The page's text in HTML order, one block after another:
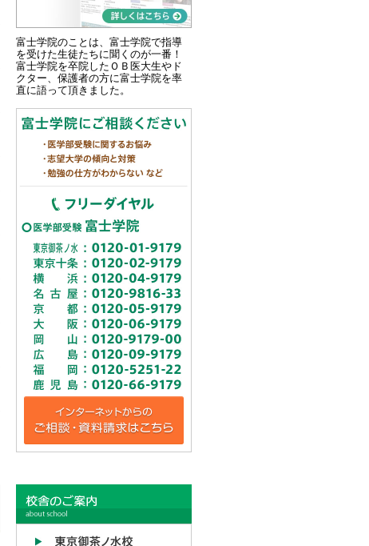
富士学院のことは、富士学院で指導
を受けた生徒たちに聞くのが一番！
富士学院を卒院したＯＢ医大生やド
クター、保護者の方に富士学院を率
直に語って頂きました。